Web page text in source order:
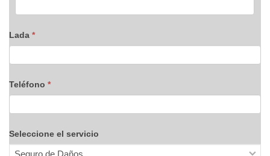
Lada *
Teléfono *
Seleccione el servicio